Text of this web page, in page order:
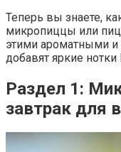
Теперь вы знаете,
микропиццы или
этими ароматными
добавят яркие
Раздел 1:
завтрак для